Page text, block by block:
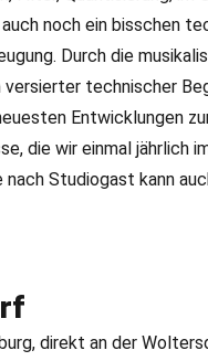
noch ein bisschen
Durch die
technischer
Entwicklungen
die wir einmal jährlich
Studiogast kann
direkt an der